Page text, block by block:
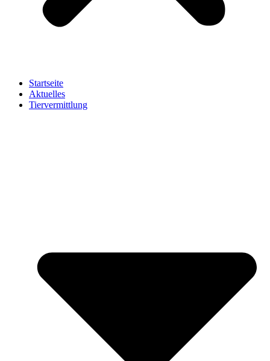
Startseite
Aktuelles
Tiervermittlung